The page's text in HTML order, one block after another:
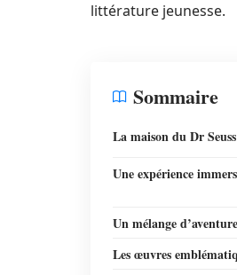
littérature jeunesse.
Sommaire
La maison du Dr
Une expérience
Un mélange
Les œuvres